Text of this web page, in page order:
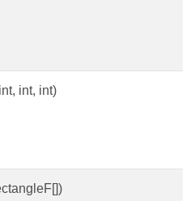
int, int)